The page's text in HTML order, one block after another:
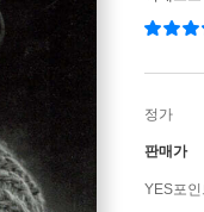
정가
판매가
YES포인